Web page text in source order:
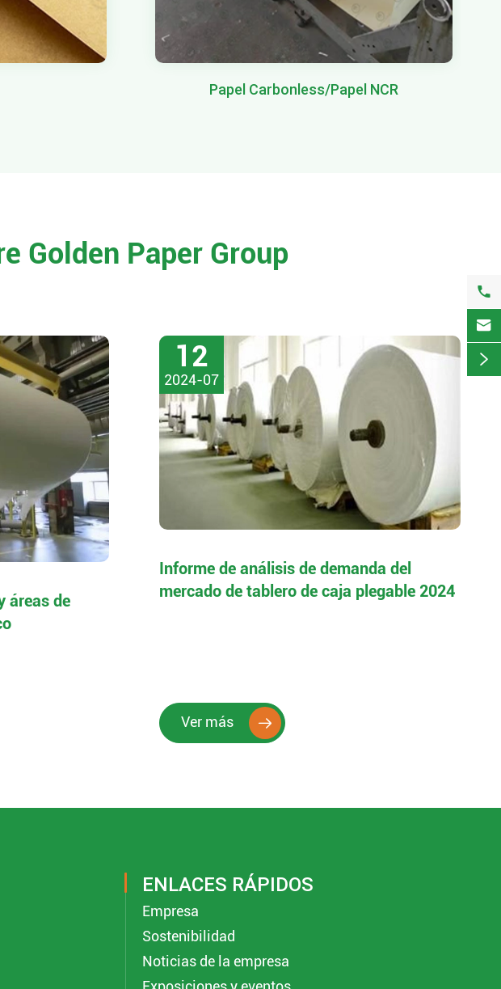
Papel Carbonless/Papel NCR
Golden Paper Group
áreas de
12
2024-07
Informe de análisis de demanda del
mercado de tablero de caja plegable 2024
Ver más 
ENLACES RÁPIDOS
Empresa
Sostenibilidad
Noticias de la empresa


